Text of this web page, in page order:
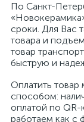
По Санкт-
сроки. Для Вас
товара и
товар
быструю и
Оплатить
способом:
оплатой по
работаем как с